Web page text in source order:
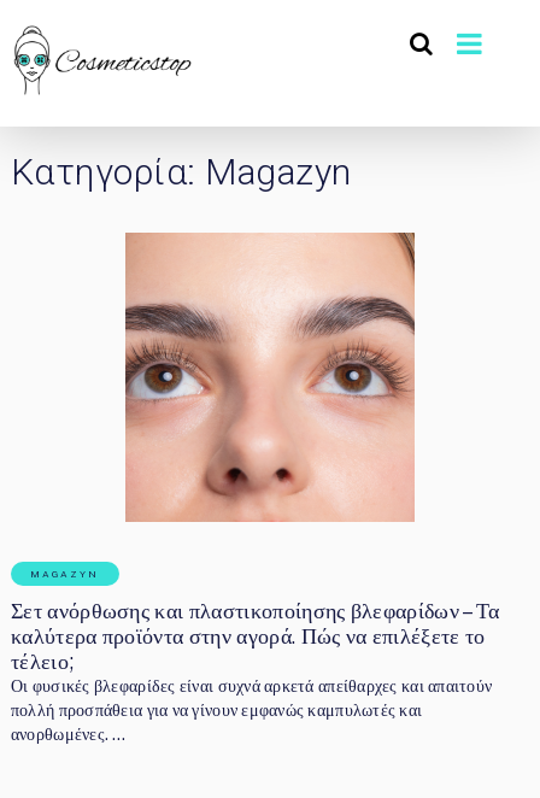
Κατηγορία: Magazyn
MAGAZYN
Σετ ανόρθωσης και πλαστικοποίησης βλεφαρίδων – Τα
καλύτερα προϊόντα στην αγορά. Πώς να επιλέξετε το
τέλειο;
Οι φυσικές βλεφαρίδες είναι συχνά αρκετά απείθαρχες και απαιτούν
πολλή προσπάθεια για να γίνουν εμφανώς καμπυλωτές και
ανορθωμένες. …